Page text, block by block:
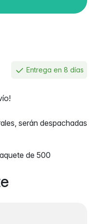
Entrega en 8 días
serán despachadas
de 500